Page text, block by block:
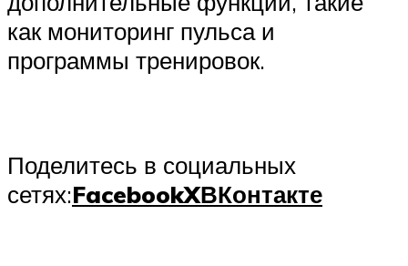
как мониторинг пульса и
программы тренировок.
Поделитесь в социальных
сетях:FacebookXВКонтакте